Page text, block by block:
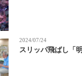
2024/07/24
スリッパ飛ばし「